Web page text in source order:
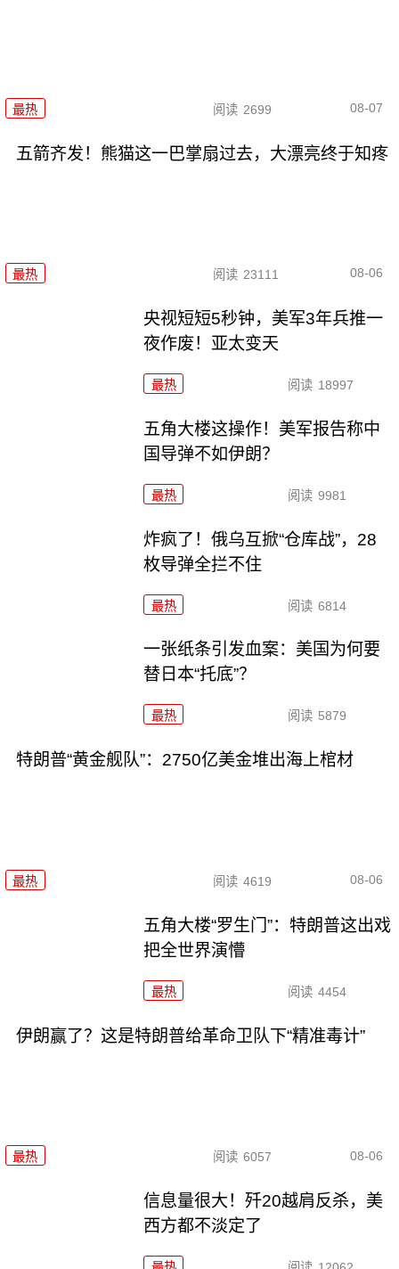
最热 阅读 2699 08-07
五箭齐发！熊猫这一巴掌扇过去，大漂亮终于知疼
最热 阅读 23111 08-06
央视短短5秒钟，美军3年兵推一
夜作废！亚太变天
最热 阅读 18997
五角大楼这操作！美军报告称中
国导弹不如伊朗？
最热 阅读 9981
炸疯了！俄乌互掀“仓库战”，28
枚导弹全拦不住
最热 阅读 6814
一张纸条引发血案：美国为何要
替日本“托底”？
最热 阅读 5879
特朗普“黄金舰队”：2750亿美金堆出海上棺材
最热 阅读 4619 08-06
五角大楼“罗生门”：特朗普这出戏
把全世界演懵
最热 阅读 4454
伊朗赢了？这是特朗普给革命卫队下“精准毒计”
最热 阅读 6057 08-06
信息量很大！歼20越肩反杀，美
西方都不淡定了